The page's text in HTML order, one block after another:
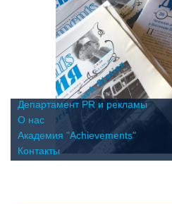
Департамент PR и рекламы
О нас
Академия "Achievements"
Контакты